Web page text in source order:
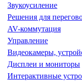
Звукоусиление
Решения для
AV-коммутация
Управление
Видеокамеры,
Дисплеи и мониторы
Интерактивные